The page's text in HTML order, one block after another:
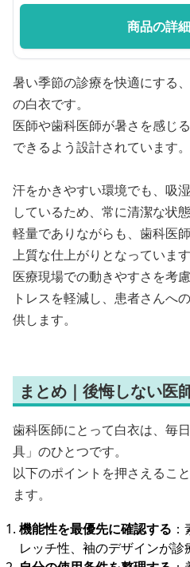
商品の詳
暑い季節の診療を快適にする
の白衣です。
医師や歯科医師が暑さを感じ
できるよう設計されています。
汗をかきやすい環境でも、吸
しているため、常に清潔な状態
軽量でありながらも、歯科医
上質な仕上がりとなっています
医療現場での動きやすさを考
トレスを軽減し、患者さんへ
供します。
まとめ｜後悔しない医
歯科医師にとって白衣は、毎
具」のひとつです。
以下のポイントを押さえるこ
ます。
機能性を最優先に確認する
レッチ性、袖のデザインが診